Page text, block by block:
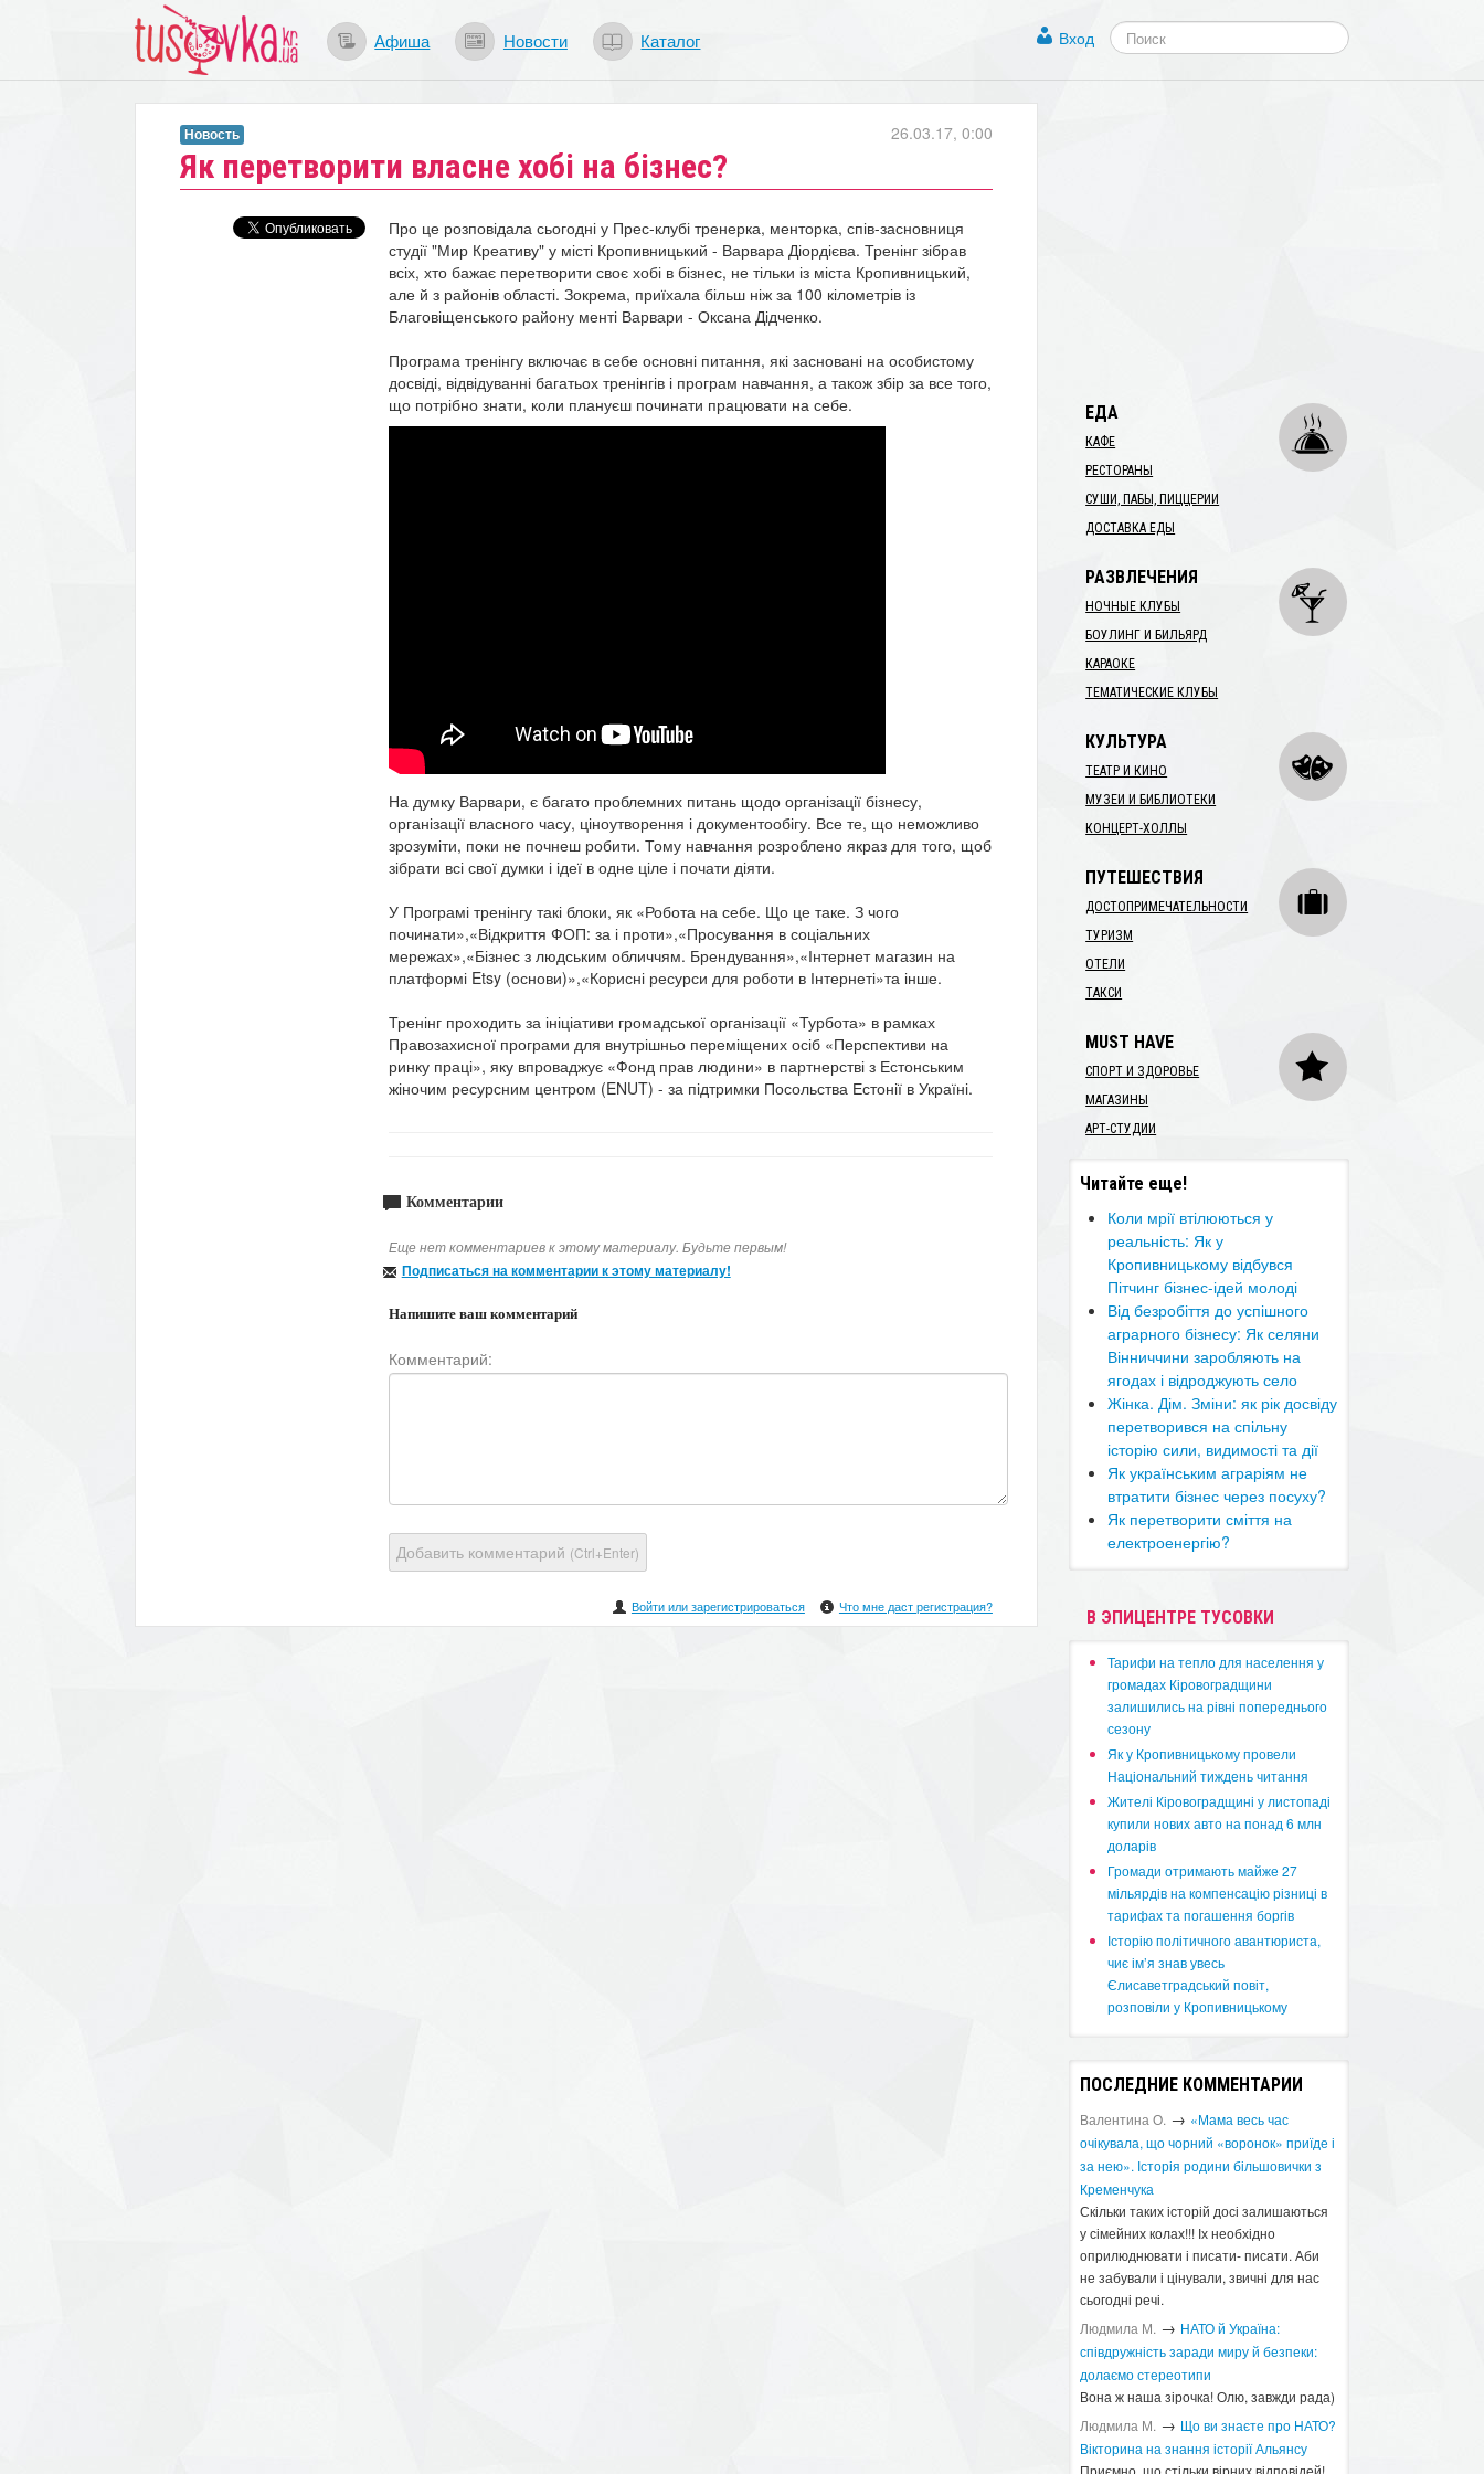
Афиша Новости Каталог Вход
​Як перетворити власне хобі на бізнес?
26.03.17, 0:00
Новость
Про це розповідала сьогодні у Прес-клубі тренерка, менторка, спів-засновниця
студії "Мир Креативу" у місті Кропивницький - Варвара Діордієва. Тренінг зібрав
всіх, хто бажає перетворити своє хобі в бізнес, не тільки із міста Кропивницький,
але й з районів області. Зокрема, приїхала більш ніж за 100 кілометрів із
Благовіщенського району менті Варвари - Оксана Дідченко.
Програма тренінгу включає в себе основні питання, які засновані на особистому
досвіді, відвідуванні багатьох тренінгів і програм навчання, а також збір за все того,
що потрібно знати, коли плануєш починати працювати на себе.
На думку Варвари, є багато проблемних питань щодо організації бізнесу,
організації власного часу, ціноутворення і документообігу. Все те, що неможливо
зрозуміти, поки не почнеш робити. Тому навчання розроблено якраз для того, щоб
зібрати всі свої думки і ідеї в одне ціле і почати діяти.
У Програмі тренінгу такі блоки, як «Робота на себе. Що це таке. З чого
починати»,«Відкриття ФОП: за і проти»,«Просування в соціальних
мережах»,«Бізнес з людським обличчям. Брендування»,«Інтернет магазин на
платформі Etsy (основи)»,«Корисні ресурси для роботи в Інтернеті»та інше.
Тренінг проходить за ініціативи громадської організації «Турбота» в рамках
Правозахисної програми для внутрішньо переміщених осіб «Перспективи на
ринку праці», яку впроваджує «Фонд прав людини» в партнерстві з Естонським
жіночим ресурсним центром (ENUT) - за підтримки Посольства Естонії в Україні.
Комментарии
Еще нет комментариев к этому материалу. Будьте первым!
Подписаться на комментарии к этому материалу!
Напишите ваш комментарий
Комментарий:
Добавить комментарий (Ctrl+Enter)
Войти или зарегистрироваться Что мне даст регистрация?
ЕДА
КАФЕ
РЕСТОРАНЫ
СУШИ, ПАБЫ, ПИЦЦЕРИИ
ДОСТАВКА ЕДЫ
РАЗВЛЕЧЕНИЯ
НОЧНЫЕ КЛУБЫ
БОУЛИНГ И БИЛЬЯРД
КАРАОКЕ
ТЕМАТИЧЕСКИЕ КЛУБЫ
КУЛЬТУРА
ТЕАТР И КИНО
МУЗЕИ И БИБЛИОТЕКИ
КОНЦЕРТ-ХОЛЛЫ
ПУТЕШЕСТВИЯ
ДОСТОПРИМЕЧАТЕЛЬНОСТИ
ТУРИЗМ
ОТЕЛИ
ТАКСИ
MUST HAVE
СПОРТ И ЗДОРОВЬЕ
МАГАЗИНЫ
АРТ-СТУДИИ
Читайте еще!
Коли мрії втілюються у
реальність: Як у
Кропивницькому відбувся
Пітчинг бізнес-ідей молоді
​Від безробіття до успішного
аграрного бізнесу: Як селяни
Вінниччини заробляють на
ягодах і відроджують село
Жінка. Дім. Зміни: як рік досвіду
перетворився на спільну
історію сили, видимості та дії
​Як українським аграріям не
втратити бізнес через посуху?
Як перетворити сміття на
електроенергію?
В ЭПИЦЕНТРЕ ТУСОВКИ
​Тарифи на тепло для населення у
громадах Кіровоградщини
залишились на рівні попереднього
сезону
​Як у Кропивницькому провели
Національний тиждень читання
​Жителі Кіровоградщині у листопаді
купили нових авто на понад 6 млн
доларів
​Громади отримають майже 27
мільярдів на компенсацію різниці в
тарифах та погашення боргів
Історію політичного авантюриста,
чиє ім’я знав увесь
Єлисаветградський повіт,
розповіли у Кропивницькому
ПОСЛЕДНИЕ КОММЕНТАРИИ
Валентина О. → «Мама весь час
очікувала, що чорний «воронок» приїде і
за нею». Історія родини більшовички з
Кременчука
Скільки таких історій досі залишаються
у сімейних колах!!! Іх необхідно
оприлюднювати і писати- писати. Аби
не забували і цінували, звичні для нас
сьогодні речі.
Людмила М. → ​НАТО й Україна:
співдружність заради миру й безпеки:
долаємо стереотипи
Вона ж наша зірочка! Олю, завжди рада)
Людмила М. → Що ви знаєте про НАТО?
Вікторина на знання історії Альянсу ​
Приємно, що стільки вірних відповідей!